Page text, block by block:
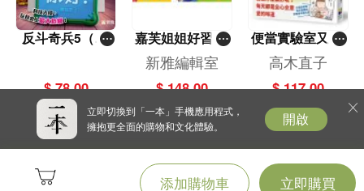
添加購物車 立即購買
五 中國怎樣吹響創建共產黨的集結號？ 77
六 為什麼當時的中國不能直接實行社會主義？ 95
七 共產黨為什麼要與國民黨實行黨內合作？ 109
八 大革命為什麼會風起雲湧？ 127
九 大革命失敗給革命者帶來哪些沉痛教訓？ 147
《寫給青少年的黨史·紅色星火燎原》
一 中國共產黨人怎樣拿起槍桿子？ 1
三 為什麼說古田會議為新型人民軍隊定型奠基？ 39
反斗奇兵5（圖
$ 78.00
嘉芙姐姐好習慣
兒歌小手機
新雅編輯室
$ 148.00
便當實驗室又開
張了——日日和
特別日的菜單挑
戰記
高木直子
$ 117.00
立即切換到「一本」手機應用程式，
擁抱更全面的購物和文化體驗。
開啟